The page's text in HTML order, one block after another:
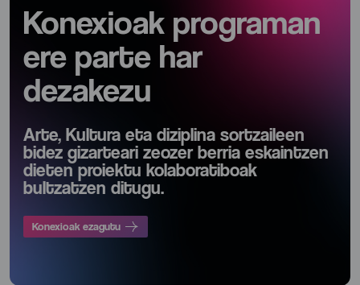
Konexioak programan
ere parte har
dezakezu
Arte, Kultura eta diziplina sortzaileen
bidez gizarteari zeozer berria eskaintzen
dieten proiektu kolaboratiboak
bultzatzen ditugu.
Konexioak ezagutu